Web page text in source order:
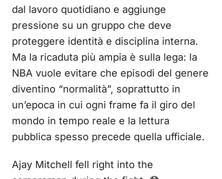
dal lavoro quotidiano e aggiunge
pressione su un gruppo che deve
proteggere identità e disciplina interna.
Ma la ricaduta più ampia è sulla lega: la
NBA vuole evitare che episodi del genere
diventino “normalità”, soprattutto in
un’epoca in cui ogni frame fa il giro del
mondo in tempo reale e la lettura
pubblica spesso precede quella ufficiale.
Ajay Mitchell fell right into the